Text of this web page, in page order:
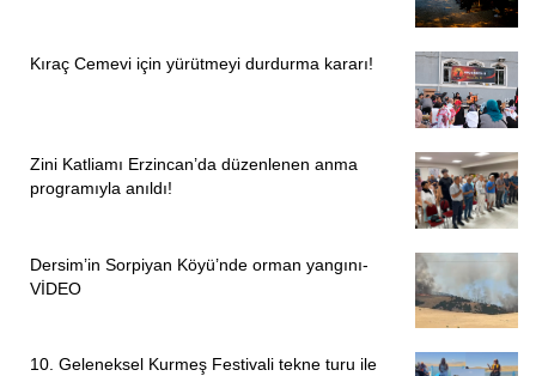
Kıraç Cemevi için yürütmeyi durdurma kararı!
Zini Katliamı Erzincan’da düzenlenen anma
programıyla anıldı!
Dersim’in Sorpiyan Köyü’nde orman yangını-
VİDEO
10. Geleneksel Kurmeş Festivali tekne turu ile